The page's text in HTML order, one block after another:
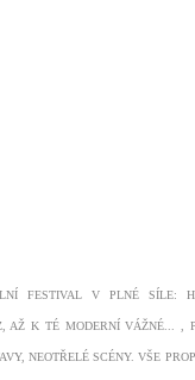
FESTIVAL V PLNÉ SÍLE:
AŽ K TÉ MODERNÍ VÁŽNÉ... ,
NEOTŘELÉ SCÉNY. VŠE